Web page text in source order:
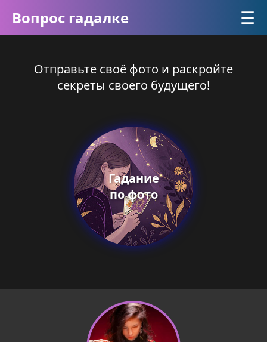
Вопрос гадалке ☰
Отправьте своё фото и раскройте
секреты своего будущего!
Гадание
по фото